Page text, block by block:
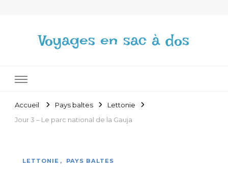
Voyages en sac à dos
Accueil Pays baltes
Lettonie
Jour 3 – Le parc national de la Gauja
LETTONIE PAYS BALTES